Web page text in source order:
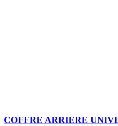
COFFRE ARRIERE